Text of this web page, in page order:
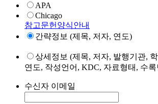
APA
Chicago
참고문헌양식안내
간략정보 (제목, 저자, 연도)
상세정보 (제목, 저자, 발행기관,
연도, 작성언어, KDC, 자료형태, 수
수신자 이메일